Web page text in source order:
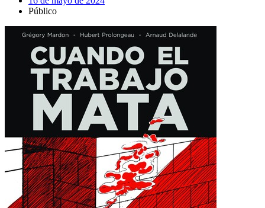
Público